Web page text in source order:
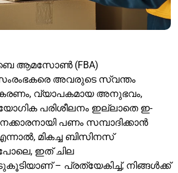
ആമസോൺ (FBA)
അവരുടെ സ്വന്തം
വ്യാപകമായ അനുഭവം,
പരിശീലനം ഇല്ലാതെ ഇ-
പണം സമ്പാദിക്കാൻ
മികച്ച ബിസിനസ്
ഇത് ചില
– പ്രത്യേകിച്ച്, നിങ്ങൾക്ക്